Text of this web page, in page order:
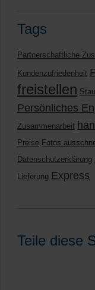
Tags
Partnerschaftliche
Kundenzufriedenheit
freistellen
Persönliches
Zusammenarbeit
Preise Fotos
Datenschutzerklärung
Lieferung Express
Teile diese